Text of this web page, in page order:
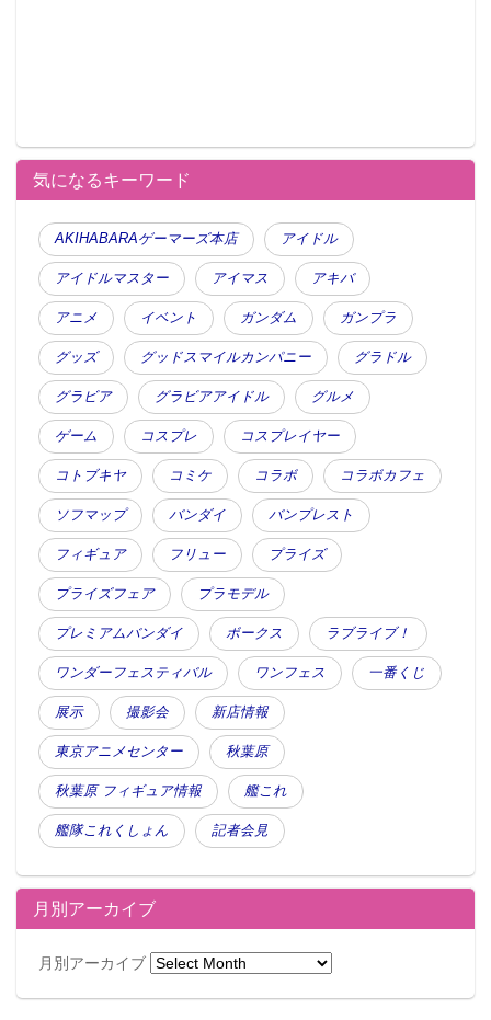
気になるキーワード
AKIHABARAゲーマーズ本店 アイドル
アイドルマスター アイマス アキバ
アニメ イベント ガンダム ガンプラ
グッズ グッドスマイルカンパニー グラドル
グラビア グラビアアイドル グルメ
ゲーム コスプレ コスプレイヤー
コトブキヤ コミケ コラボ コラボカフェ
ソフマップ バンダイ バンプレスト
フィギュア フリュー プライズ
プライズフェア プラモデル
プレミアムバンダイ ボークス ラブライブ！
ワンダーフェスティバル ワンフェス 一番くじ
展示 撮影会 新店情報
東京アニメセンター 秋葉原
秋葉原 フィギュア情報 艦これ
艦隊これくしょん 記者会見
月別アーカイブ
月別アーカイブ